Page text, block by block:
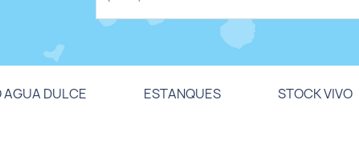
AGUA DULCE ESTANQUES STOCK VIVO